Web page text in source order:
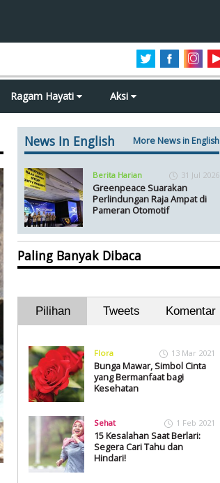
Ragam Hayati Aksi
News In English More News in English
Berita Harian 31 Jul 2026
Greenpeace Suarakan
Perlindungan Raja Ampat di
Pameran Otomotif
Paling Banyak Dibaca
Pilihan Tweets Komentar
Flora 13 Mar 2021
Bunga Mawar, Simbol Cinta
yang Bermanfaat bagi
Kesehatan
Sehat 1 Feb 2021
15 Kesalahan Saat Berlari:
Segera Cari Tahu dan
Hindari!